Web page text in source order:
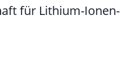
für Lithium-Ionen-